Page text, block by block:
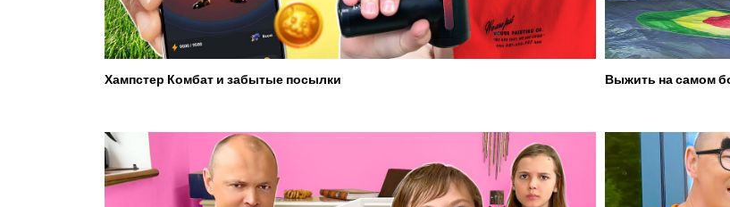
Хампстер Комбат и забытые посылки Выжить на самом